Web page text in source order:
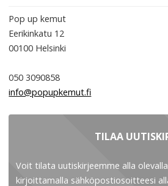
Pop up kemut
Eerikinkatu 12
00100 Helsinki
050 3090858
info@popupkemut.fi
TILAA
Voit tilata uutiskirjeemme alla
kirjoittamalla sähköpostiosoitteesi